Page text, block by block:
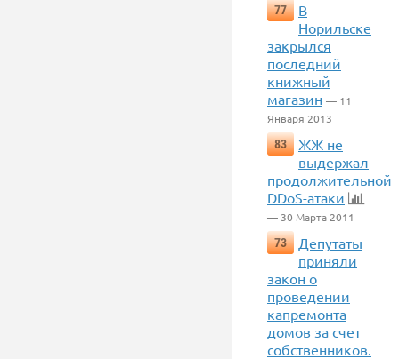
77
В
Норильске
закрылся
последний
книжный
магазин — 11
Января 2013
83
ЖЖ не
выдержал
продолжительной
DDoS-атаки
— 30 Марта 2011
73
Депутаты
приняли
закон о
проведении
капремонта
домов за счет
собственников.